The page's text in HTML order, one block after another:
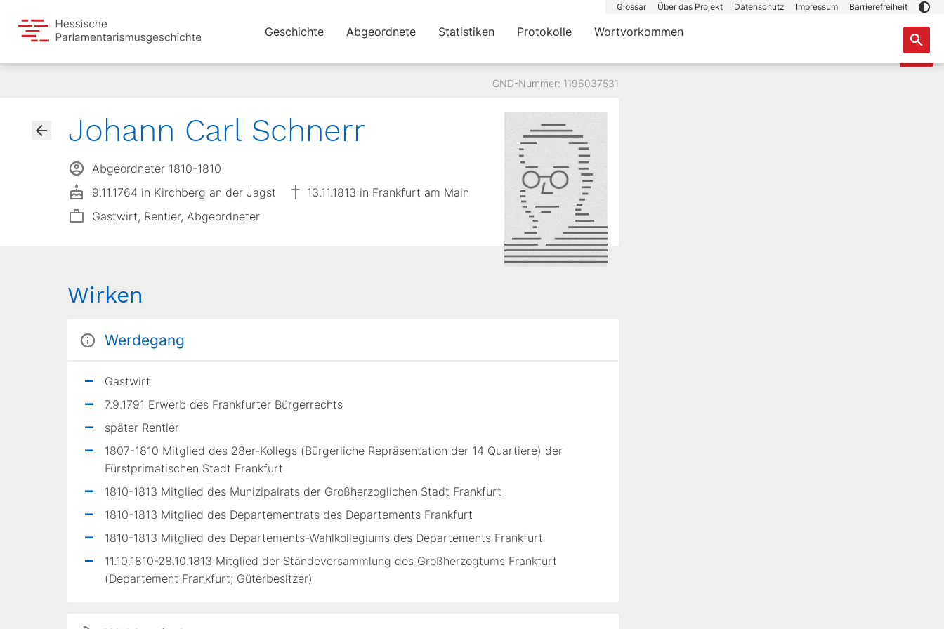
Glossar Über das Projekt Datenschutz Impressum Barrierefreiheit
Geschichte Abgeordnete Statistiken Protokolle Wortvorkommen
GND-Nummer: 1196037531
Johann Carl Schnerr
Abgeordneter 1810-1810
9.11.1764 in Kirchberg an der Jagst
13.11.1813 in Frankfurt am Main
Gastwirt, Rentier, Abgeordneter
Wirken
Werdegang
Gastwirt
7.9.1791 Erwerb des Frankfurter Bürgerrechts
später Rentier
1807-1810 Mitglied des 28er-Kollegs (Bürgerliche Repräsentation der 14 Quartiere) der
Fürstprimatischen Stadt Frankfurt
1810-1813 Mitglied des Munizipalrats der Großherzoglichen Stadt Frankfurt
1810-1813 Mitglied des Departementrats des Departements Frankfurt
1810-1813 Mitglied des Departements-Wahlkollegiums des Departements Frankfurt
11.10.1810-28.10.1813 Mitglied der Ständeversammlung des Großherzogtums Frankfurt
(Departement Frankfurt; Güterbesitzer)